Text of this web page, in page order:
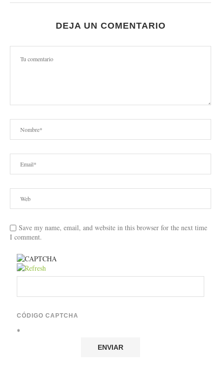
DEJA UN COMENTARIO
Save my name, email, and website in this browser for the next time
I comment.
CÓDIGO CAPTCHA
*